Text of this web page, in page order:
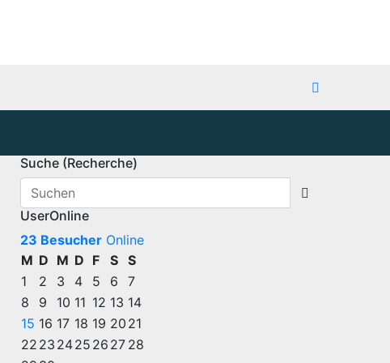
Suche (Recherche)
UserOnline
23 Besucher Online
M D M D F S S
1
2 3 4 5 6
7
8
9 10 11 12 13 14
15 16 17 18 19 20 21
22 23 2425 26 27 28